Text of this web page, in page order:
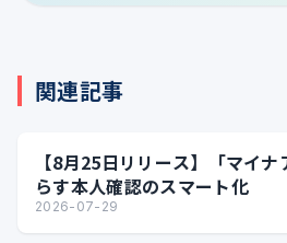
関連記事
【8月25日リリース】「マイ
らす本人確認のスマート化
2026-07-29